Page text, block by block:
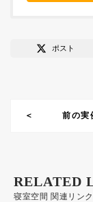
ポスト
前の実
寝室空間 関連リンク
RELATED